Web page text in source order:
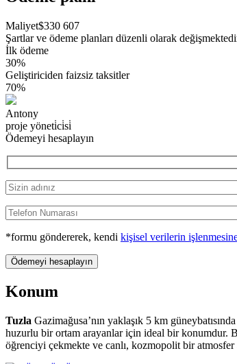
Maliyet$330 607
Şartlar ve ödeme planları düzenli olarak
İlk ödeme
30%
Geliştiriciden faizsiz taksitler
70%
Antony
proje yöneti̇ci̇si̇
Ödemeyi hesaplayın
*formu göndererek, kendi kişisel verilerin
Konum
Tuzla Gazimağusa’nın yaklaşık 5 km
huzurlu bir ortam arayanlar için ideal bir konumdur.
öğrenciyi çekmekte ve canlı, kozmopolit bir atmosfer